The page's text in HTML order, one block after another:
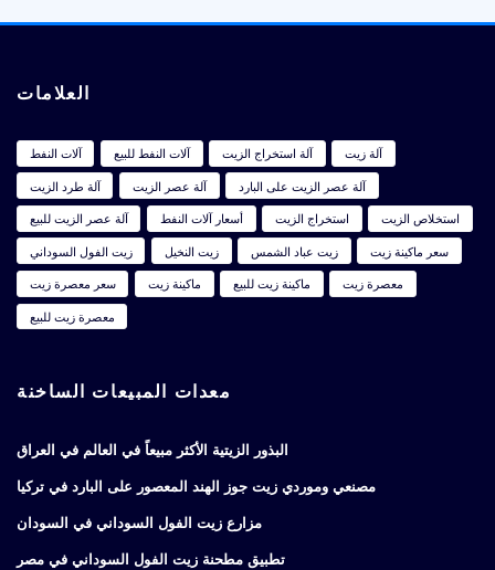
العلامات
آلات النفط آلات النفط للبيع آلة استخراج الزيت
آلة زيت
آلة طرد الزيت
آلة عصر الزيت
آلة عصر الزيت على البارد
آلة عصر الزيت للبيع
أسعار آلات النفط استخراج الزيت
استخلاص الزيت
زيت الفول السوداني
زيت النخيل زيت عباد الشمس
سعر ماكينة زيت
سعر معصرة زيت
ماكينة زيت ماكينة زيت للبيع
معصرة زيت
معصرة زيت للبيع
معدات المبيعات الساخنة
البذور الزيتية الأكثر مبيعاً في العالم في العراق
مصنعي وموردي زيت جوز الهند المعصور على البارد في تركيا
مزارع زيت الفول السوداني في السودان
تطبيق مطحنة زيت الفول السوداني في مصر